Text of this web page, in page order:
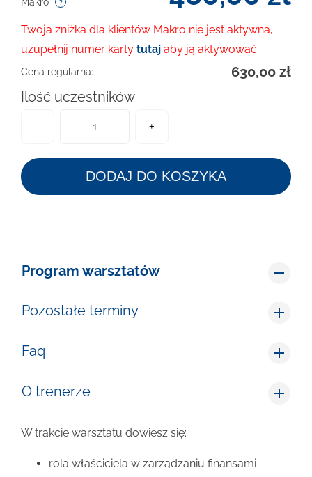
Twoja zniżka dla klientów Makro nie jest aktywna,
uzupełnij numer karty tutaj aby ją aktywować
Cena regularna: 630,00 zł
Ilość uczestników
- +
DODAJ DO KOSZYKA
Program warsztatów
Pozostałe terminy
Faq
O trenerze
W trakcie warsztatu dowiesz się:
rola właściciela w zarządzaniu finansami